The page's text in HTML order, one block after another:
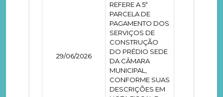
29/06/2026
REFERE A 5ª
PARCELA DE
PAGAMENTO DOS
SERVIÇOS DE
CONSTRUÇÃO
DO PRÉDIO SEDE
DA CÂMARA
MUNICIPAL,
CONFORME SUAS
DESCRIÇÕES EM